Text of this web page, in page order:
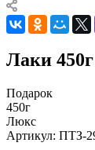
Лаки
Подарок
450г
Люкс
Артикул: ПТЗ-